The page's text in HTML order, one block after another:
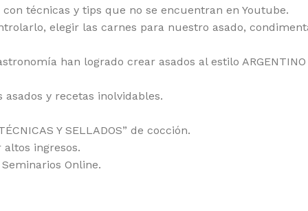
técnicas y tips que no se encuentran en Youtube.
elegir las carnes para nuestro asado,
han logrado crear asados al estilo
y recetas inolvidables.
Y SELLADOS” de cocción.
altos ingresos.
Online.